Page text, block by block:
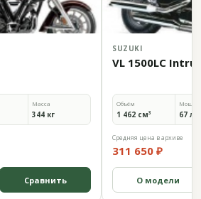
Масса
344 кг
Сравнить
SUZUKI
VL 1500LC
Объём
1 462 см³ 67
Средняя цена в архиве
311 650 ₽
О модели